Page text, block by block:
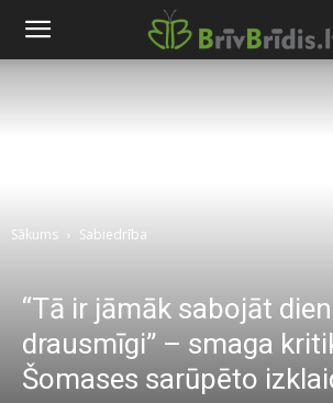
Sākums Sabiedrība
“Tā ir jāmāk sabojāt
drausmīgi” – smaga
Šomases sarūpēto